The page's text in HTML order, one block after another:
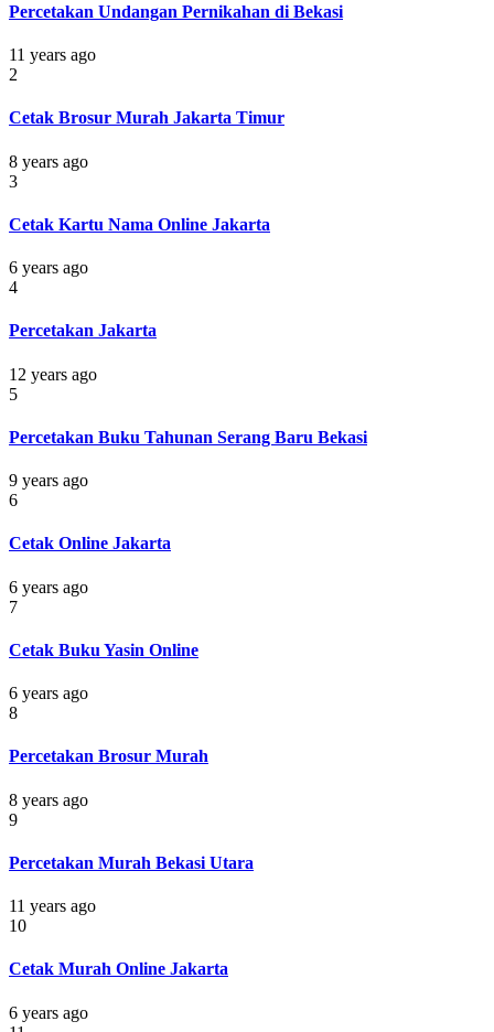
Percetakan Undangan Pernikahan di Bekasi
11 years ago
2
Cetak Brosur Murah Jakarta Timur
8 years ago
3
Cetak Kartu Nama Online Jakarta
6 years ago
4
Percetakan Jakarta
12 years ago
5
Percetakan Buku Tahunan Serang Baru Bekasi
9 years ago
6
Cetak Online Jakarta
6 years ago
7
Cetak Buku Yasin Online
6 years ago
8
Percetakan Brosur Murah
8 years ago
9
Percetakan Murah Bekasi Utara
11 years ago
10
Cetak Murah Online Jakarta
6 years ago